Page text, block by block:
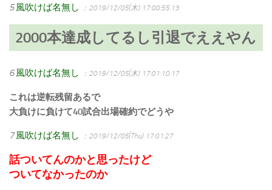
5 風吹けば名無し ：2019/12/05(木) 17:00:55.13
2000本達成してるし引退でええやん
6 風吹けば名無し ：2019/12/05(木) 17:01:10.17
これは逆転残留あるで
大負けに負けて40試合出場確約でどうや
7 風吹けば名無し ：2019/12/05(Thu) 17:01:27
話ついてんのかと思ったけど
ついてなかったのか